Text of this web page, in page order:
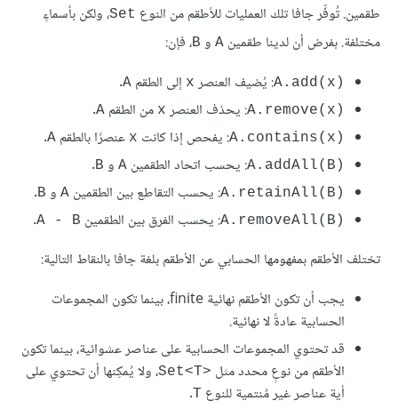
طقمين. تُوفِّر جافا تلك العمليات للأطقم من النوع Set، ولكن بأسماءٍ
مختلفة. بفرض أن لدينا طقمين A و B، فإن:
A.add(x)‎: يُضيف العنصر x إلى الطقم A
.
A.remove(x)‎: يحذف العنصر x من الطقم A
.
A.contains(x)‎: يفحص إذا كانت x عنصرًا بالطقم A
.
A.addAll(B)‎: يحسب اتحاد الطقمين A و B
.
A.retainAll(B)‎: يحسب التقاطع بين الطقمين A و B
.
A.removeAll(B)‎: يحسب الفرق بين الطقمين A - B
.
تختلف الأطقم بمفهومها الحسابي عن الأطقم بلغة جافا بالنقاط التالية:
يجب أن تكون الأطقم نهائية finite، بينما تكون المجموعات
الحسابية عادةً لا نهائية.
قد تحتوي المجموعات الحسابية على عناصر عشوائية، بينما تكون
الأطقم من نوعٍ محدد مثل Set<T>‎، ولا يُمكِنها أن تحتوي على
أية عناصر غير مُنتمية للنوع T
.